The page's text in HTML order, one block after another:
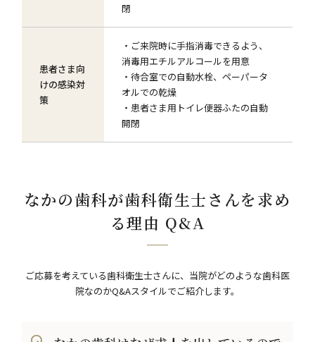
閉
患者さま向
けの感染対
策
・ご来院時に手指消毒できるよう、
消毒用エチルアルコールを用意
・待合室での自動水栓、ペーパータ
オルでの乾燥
・患者さま用トイレ便器ふたの自動
開閉
なかの歯科が歯科衛生士さんを求め
る理由 Q&A
ご応募を考えている歯科衛生士さんに、当院がどのような歯科医
院なのかQ&Aスタイルでご紹介します。